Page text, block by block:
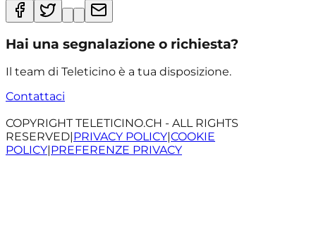
Hai una segnalazione o richiesta?
Il team di Teleticino è a tua disposizione.
Contattaci
COPYRIGHT TELETICINO.CH - ALL RIGHTS
RESERVED|PRIVACY POLICY|COOKIE
POLICY|PREFERENZE PRIVACY